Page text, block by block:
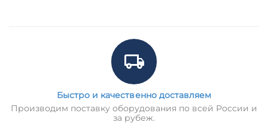
Быстро и качественно доставляем
Производим поставку оборудования по всей России и
за рубеж.